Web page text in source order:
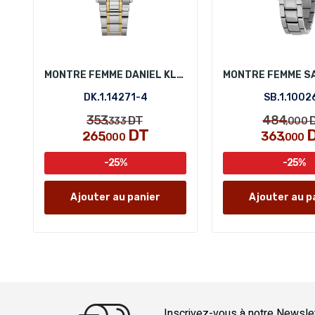
MONTRE FEMME DANIEL KLEIN DK.1.14271-4
DK.1.14271-4
353,333DT
265,000DT
-25%
Ajouter au panier
484,000
363,000
-25%
Ajouter au